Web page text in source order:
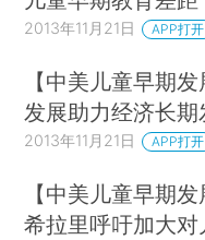
2013年11月21日 APP打开
【中美儿童早期
发展助力经济长期
2013年11月21日 APP打开
【中美儿童早期发
希拉里呼吁加大